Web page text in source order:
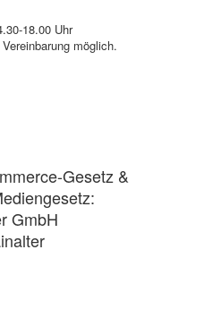
18.00 Uhr
möglich.
Gesetz &
GmbH